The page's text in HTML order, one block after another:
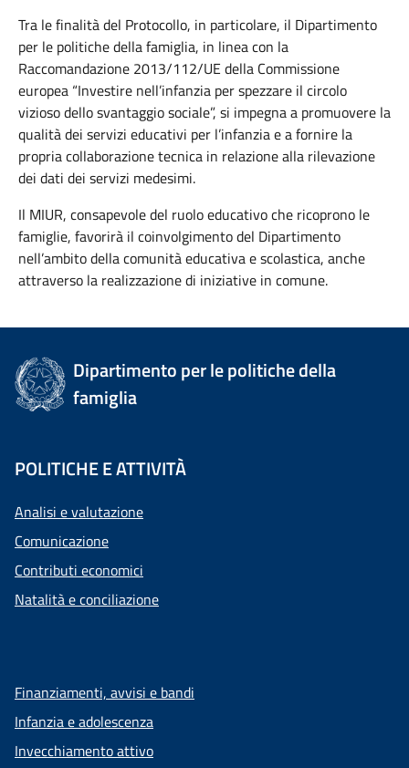
Tra le finalità del Protocollo, in particolare, il Dipartimento
per le politiche della famiglia, in linea con la
Raccomandazione 2013/112/UE della Commissione
europea “Investire nell’infanzia per spezzare il circolo
vizioso dello svantaggio sociale”, si impegna a promuovere la
qualità dei servizi educativi per l’infanzia e a fornire la
propria collaborazione tecnica in relazione alla rilevazione
dei dati dei servizi medesimi.
Il MIUR, consapevole del ruolo educativo che ricoprono le
famiglie, favorirà il coinvolgimento del Dipartimento
nell’ambito della comunità educativa e scolastica, anche
attraverso la realizzazione di iniziative in comune.
Dipartimento per le politiche della
famiglia
POLITICHE E ATTIVITÀ
Analisi e valutazione
Comunicazione
Contributi economici
Natalità e conciliazione
Finanziamenti, avvisi e bandi
Infanzia e adolescenza
Invecchiamento attivo